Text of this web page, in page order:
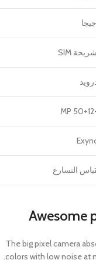
50+12+5
التسارع
Awesome
The big pixel camera
colors with low noise at